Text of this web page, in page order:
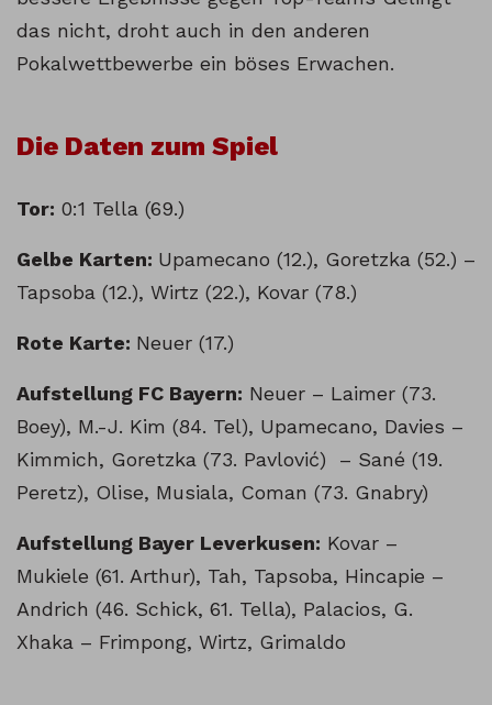
das nicht, droht auch in den anderen
Pokalwettbewerbe ein böses Erwachen.
Die Daten zum Spiel
Tor: 0:1 Tella (69.)
Gelbe Karten: Upamecano (12.), Goretzka (52.) –
Tapsoba (12.), Wirtz (22.), Kovar (78.)
Rote Karte: Neuer (17.)
Aufstellung FC Bayern: Neuer – Laimer (73.
Boey), M.-J. Kim (84. Tel), Upamecano, Davies –
Kimmich, Goretzka (73. Pavlović) – Sané (19.
Peretz), Olise, Musiala, Coman (73. Gnabry)
Aufstellung Bayer Leverkusen: Kovar –
Mukiele (61. Arthur), Tah, Tapsoba, Hincapie –
Andrich (46. Schick, 61. Tella), Palacios, G.
Xhaka – Frimpong, Wirtz, Grimaldo